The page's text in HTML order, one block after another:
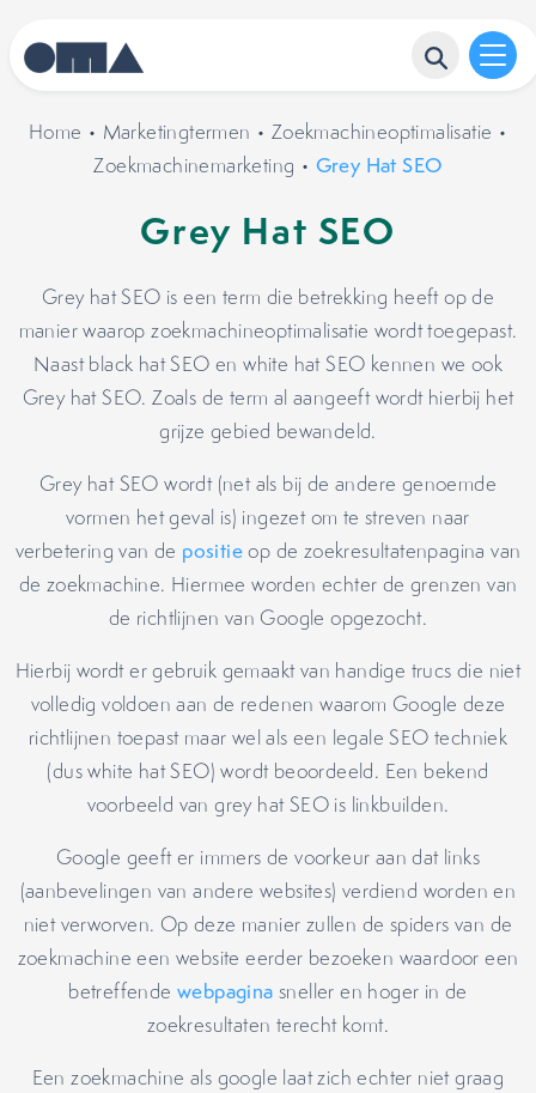
Home • Marketingtermen • Zoekmachineoptimalisatie •
Zoekmachinemarketing • Grey Hat SEO
Grey Hat SEO
Grey hat SEO is een term die betrekking heeft op de
manier waarop zoekmachineoptimalisatie wordt toegepast.
Naast black hat SEO en white hat SEO kennen we ook
Grey hat SEO. Zoals de term al aangeeft wordt hierbij het
grijze gebied bewandeld.
Grey hat SEO wordt (net als bij de andere genoemde
vormen het geval is) ingezet om te streven naar
verbetering van de positieop de zoekresultatenpagina van
de zoekmachine. Hiermee worden echter de grenzen van
de richtlijnen van Google opgezocht.
Hierbij wordt er gebruik gemaakt van handige trucs die niet
volledig voldoen aan de redenen waarom Google deze
richtlijnen toepast maar wel als een legale SEO techniek
(dus white hat SEO) wordt beoordeeld. Een bekend
voorbeeld van grey hat SEO is linkbuilden.
Google geeft er immers de voorkeur aan dat links
(aanbevelingen van andere websites) verdiend worden en
niet verworven. Op deze manier zullen de spiders van de
zoekmachine een website eerder bezoeken waardoor een
betreffende webpagina sneller en hoger in de
zoekresultaten terecht komt.
Een zoekmachine als google laat zich echter niet graag